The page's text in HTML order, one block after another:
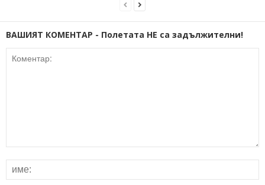
ВАШИЯТ КОМЕНТАР - Полетата НЕ са задължителни!